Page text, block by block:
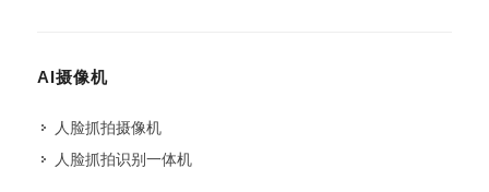
AI摄像机
人脸抓拍摄像机
人脸抓拍识别一体机